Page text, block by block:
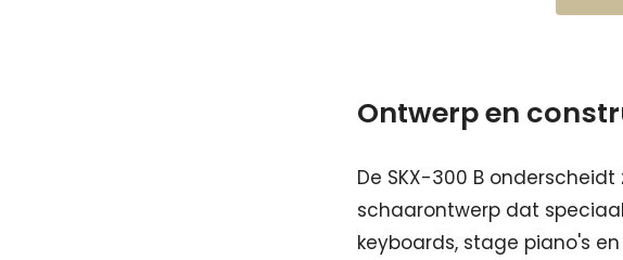
Ontwerp en
De SKX-300 B
schaarontwerp dat
keyboards, stage piano's